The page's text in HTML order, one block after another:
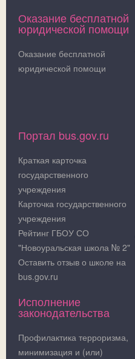
Оказание бесплатной
юридической помощи
Оказание бесплатной
юридической помощи
Портал bus.gov.ru
Краткая карточка
государственного
учреждения
Карточка государственного
учреждения
Рейтинг ГБОУ СО
"Новоуральская школа № 2"
Оставить отзыв о школе на
bus.gov.ru
Исполнение
законодательства
Профилактика терроризма,
минимизация и (или)